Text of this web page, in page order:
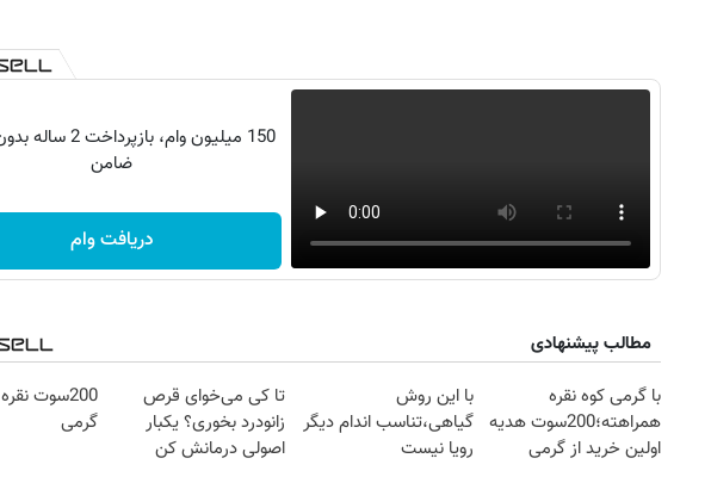
150 میلیون وام،
ضامن
دریافت وام
مطالب پیشنهادی
با گرمی کوه نقره
همراهته؛200سوت هدیه
اولین خرید از گرمی
با این روش
گیاهی،تناسب اندام دیگر
رویا نیست
تا کی می‌خوای قرص
زانودرد بخوری؟ یکبار
اصولی درمانش کن
200سوت
گرمی